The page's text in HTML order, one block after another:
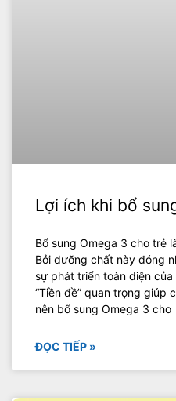
Lợi ích khi bổ
Bổ sung Omega 3 cho trẻ
Bởi dưỡng chất này đóng
sự phát triển toàn diện
“Tiền đề” quan trọng giúp
nên bổ sung Omega 3 cho
ĐỌC TIẾP »